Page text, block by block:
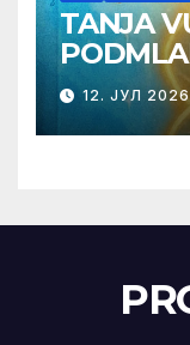
TANJA
TELA SA
12. ЈУЛ